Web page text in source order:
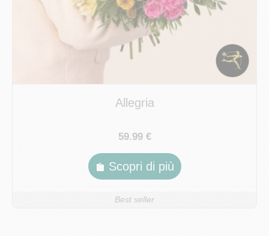
Allegria
59.99 €
Scopri di più
Best seller